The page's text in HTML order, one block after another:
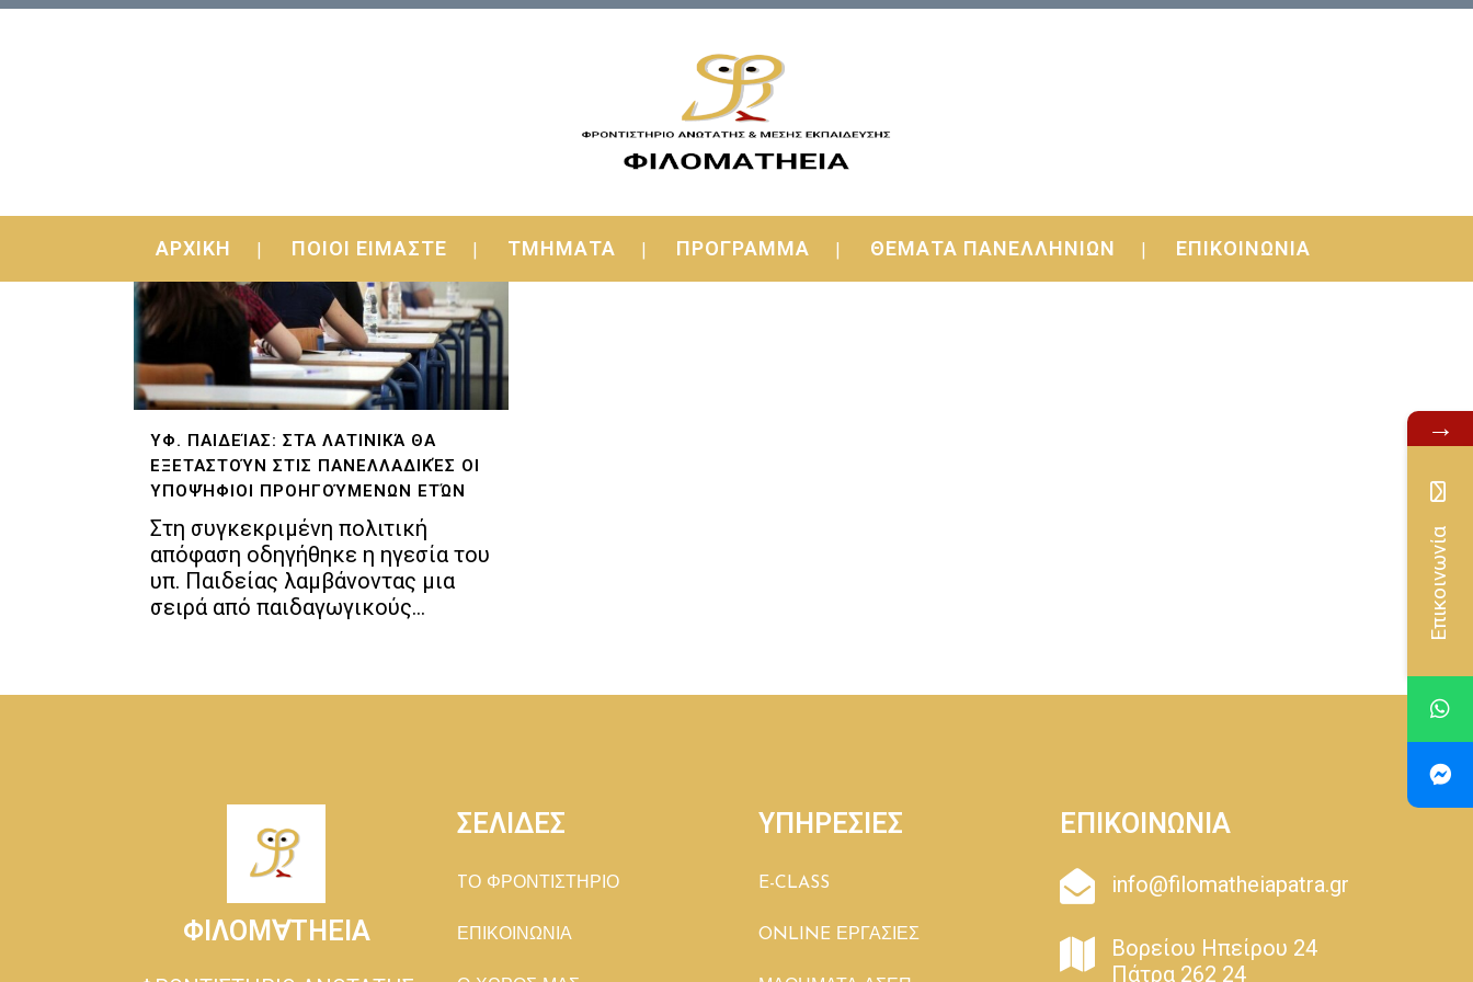
ΑΡΧΙΚΗ ΠΟΙΟΙ ΕΙΜΑΣΤΕ ΤΜΗΜΑΤΑ ΠΡΟΓΡΑΜΜΑ ΘΕΜΑΤΑ ΠΑΝΕΛΛΗΝΙΩΝ ΕΠΙΚΟΙΝΩΝΙΑ
ΥΦ. ΠΑΙΔΕΊΑΣ: ΣΤΑ ΛΑΤΙΝΙΚΆ ΘΑ
ΕΞΕΤΑΣΤΟΎΝ ΣΤΙΣ ΠΑΝΕΛΛΑΔΙΚΈΣ ΟΙ
ΥΠΟΨΉΦΙΟΙ ΠΡΟΗΓΟΎΜΕΝΩΝ ΕΤΏΝ
Στη συγκεκριμένη πολιτική
απόφαση οδηγήθηκε η ηγεσία του
υπ. Παιδείας λαμβάνοντας μια
σειρά από παιδαγωγικούς...
ΦΙΛΟΜ∀ΤΗΕΙΑ
ΣΕΛΙΔΕΣ
TΟ ΦΡΟΝΤΙΣΤΗΡΙΟ
ΕΠΙΚΟΙΝΩΝΙΑ
ΥΠΗΡΕΣΙΕΣ
E-CLASS
ONLINE ΕΡΓΑΣΙΕΣ
ΕΠΙΚΟΙΝΩΝΙΑ
info@filomatheiapatra.gr
Βορείου Ηπείρου 24
Πάτρα 262 24
→
Επικοινωνία